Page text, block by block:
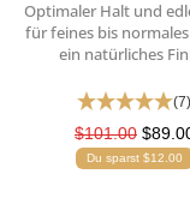
Optimaler Halt und
für feines bis
ein natürliches
(7)
$101.00
Du sparst $12.00